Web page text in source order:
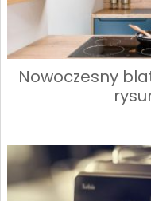
Nowoczesny